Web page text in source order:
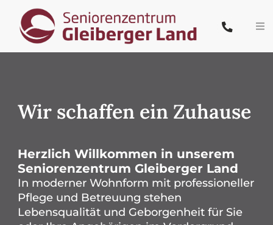
Inhalt
springen
Leistungen
Karriere
Wir schaffen ein Zuhause
Herzlich Willkommen in unserem
Seniorenzentrum Gleiberger Land
In moderner Wohnform mit professioneller
Pflege und Betreuung stehen
Lebensqualität und Geborgenheit für Sie